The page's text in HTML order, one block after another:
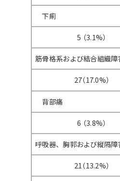
下痢
5 （3.1%）
筋骨格系および結合組織障
27（17.0%）
背部痛
6 （3.8%）
呼吸器、胸郭および縦隔障
21（13.2%）